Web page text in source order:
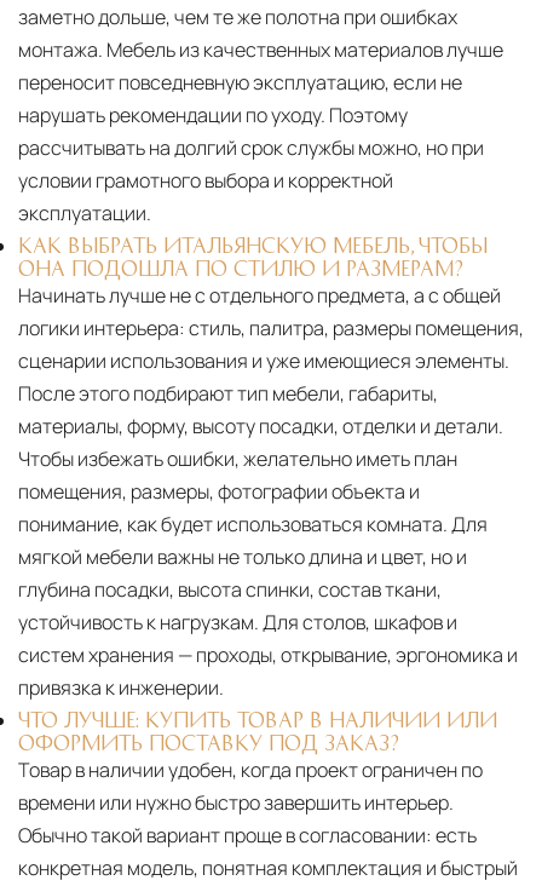
заметно дольше, чем те же полотна при ошибках
монтажа. Мебель из качественных материалов лучше
переносит повседневную эксплуатацию, если не
нарушать рекомендации по уходу. Поэтому
рассчитывать на долгий срок службы можно, но при
условии грамотного выбора и корректной
эксплуатации.
КАК ВЫБРАТЬ ИТАЛЬЯНСКУЮ МЕБЕЛЬ, ЧТОБЫ
ОНА ПОДОШЛА ПО СТИЛЮ И РАЗМЕРАМ?
Начинать лучше не с отдельного предмета, а с общей
логики интерьера: стиль, палитра, размеры помещения,
сценарии использования и уже имеющиеся элементы.
После этого подбирают тип мебели, габариты,
материалы, форму, высоту посадки, отделки и детали.
Чтобы избежать ошибки, желательно иметь план
помещения, размеры, фотографии объекта и
понимание, как будет использоваться комната. Для
мягкой мебели важны не только длина и цвет, но и
глубина посадки, высота спинки, состав ткани,
устойчивость к нагрузкам. Для столов, шкафов и
систем хранения — проходы, открывание, эргономика и
привязка к инженерии.
ЧТО ЛУЧШЕ: КУПИТЬ ТОВАР В НАЛИЧИИ ИЛИ
ОФОРМИТЬ ПОСТАВКУ ПОД ЗАКАЗ?
Товар в наличии удобен, когда проект ограничен по
времени или нужно быстро завершить интерьер.
Обычно такой вариант проще в согласовании: есть
конкретная модель, понятная комплектация и быстрый